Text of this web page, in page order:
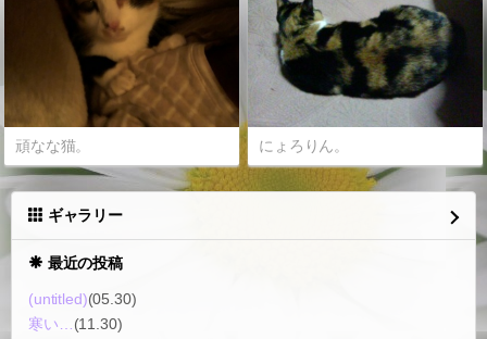
頑なな猫。 にょろりん。
ギャラリー
最近の投稿
(untitled)(05.30)
寒い…(11.30)